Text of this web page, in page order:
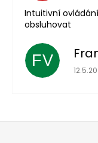
Intuitivní
obsluhovat
FV
Z